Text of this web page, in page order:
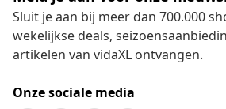
Sluit je aan bij meer dan 700.000
wekelijkse deals,
artikelen van vidaXL ontvangen.
Onze sociale media